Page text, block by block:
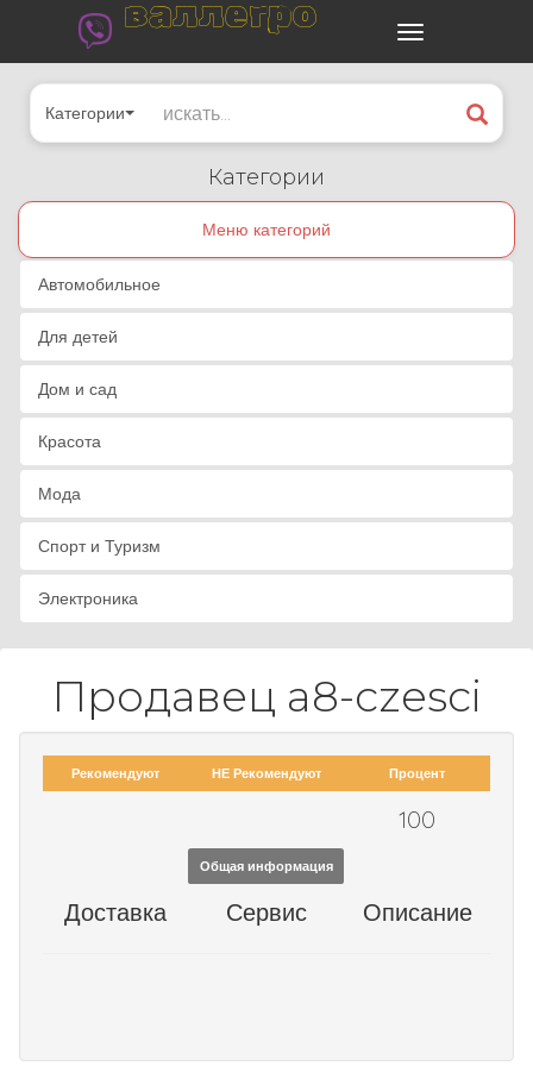
валлегро
Категории
Категории
Меню категорий
Автомобильное
Для детей
Дом и сад
Красота
Мода
Спорт и Туризм
Электроника
Продавец a8-czesci
Рекомендуют НЕ Рекомендуют Процент
100
Общая информация
Доставка Сервис Описание